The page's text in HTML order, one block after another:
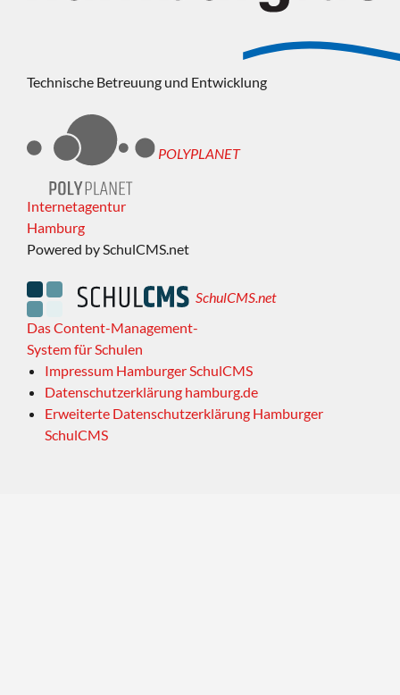
Technische Betreuung und Entwicklung
POLYPLANET
Internetagentur
Hamburg
Powered by SchulCMS.net
SchulCMS.net
Das Content-Management-
System für Schulen
Impressum Hamburger SchulCMS
Datenschutzerklärung hamburg.de
Erweiterte Datenschutzerklärung Hamburger
SchulCMS